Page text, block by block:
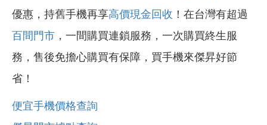
優惠，持舊手機再享高價現金回收 ！在台灣有超過
百間門市 ，一間購買連鎖服務，一次購買終生服
務，售後免擔心購買有保障，買手機來傑昇好節
省！
便宜手機價格查詢